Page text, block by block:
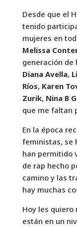
Desde que el
tenido
mujeres en
Melissa
generación de
Diana Avella,
Ríos, Karen
Zurik, Nina B
que me faltan
En la época
feministas, se
han permitido
de rap hecho
camino y las
hay muchas
Hoy les quiero
están en un